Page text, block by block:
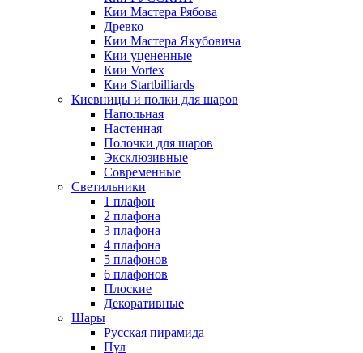
Кии Мастера Рябова
Древко
Кии Мастера Якубовича
Кии уцененные
Кии Vortex
Кии Startbilliards
Киевницы и полки для шаров
Напольная
Настенная
Полочки для шаров
Эксклюзивные
Современные
Светильники
1 плафон
2 плафона
3 плафона
4 плафона
5 плафонов
6 плафонов
Плоские
Декоративные
Шары
Русская пирамида
Пул